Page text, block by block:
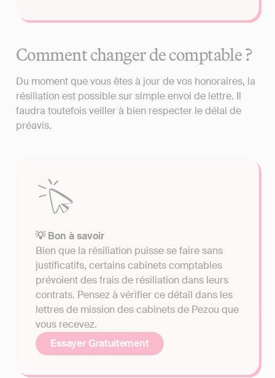
Comment changer de comptable ?
Du moment que vous êtes à jour de vos honoraires, la
résiliation est possible sur simple envoi de lettre. Il
faudra toutefois veiller à bien respecter le délai de
préavis.
💡 Bon à savoir
Bien que la résiliation puisse se faire sans
justificatifs, certains cabinets comptables
prévoient des frais de résiliation dans leurs
contrats. Pensez à vérifier ce détail dans les
lettres de mission des cabinets de Pezou que
vous recevez.
Essayer Gratuitement